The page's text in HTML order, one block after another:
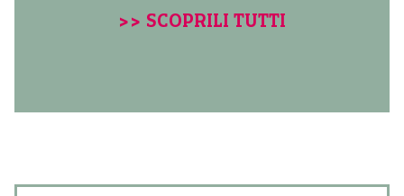
>> SCOPRILI TUTTI